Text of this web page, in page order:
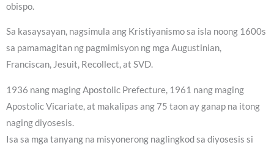
obispo.
Sa kasaysayan, nagsimula ang Kristiyanismo sa isla noong 1600s
sa pamamagitan ng pagmimisyon ng mga Augustinian,
Franciscan, Jesuit, Recollect, at SVD.
1936 nang maging Apostolic Prefecture, 1961 nang maging
Apostolic Vicariate, at makalipas ang 75 taon ay ganap na itong
naging diyosesis.
Isa sa mga tanyang na misyonerong naglingkod sa diyosesis si